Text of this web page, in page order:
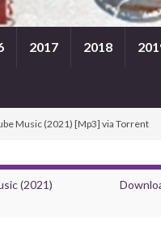
2017 2018
Music (2021) [Mp3] via Torrent
(2021)